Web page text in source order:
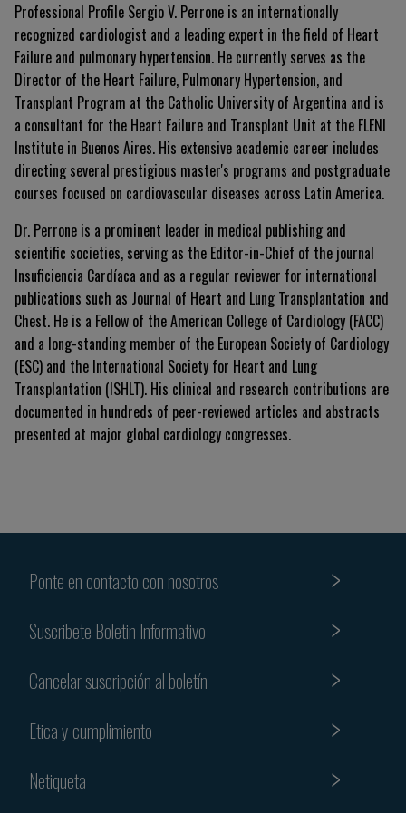
Professional Profile Sergio V. Perrone is an internationally
recognized cardiologist and a leading expert in the field of Heart
Failure and pulmonary hypertension. He currently serves as the
Director of the Heart Failure, Pulmonary Hypertension, and
Transplant Program at the Catholic University of Argentina and is
a consultant for the Heart Failure and Transplant Unit at the FLENI
Institute in Buenos Aires. His extensive academic career includes
directing several prestigious master's programs and postgraduate
courses focused on cardiovascular diseases across Latin America.
Dr. Perrone is a prominent leader in medical publishing and
scientific societies, serving as the Editor-in-Chief of the journal
Insuficiencia Cardíaca and as a regular reviewer for international
publications such as Journal of Heart and Lung Transplantation and
Chest. He is a Fellow of the American College of Cardiology (FACC)
and a long-standing member of the European Society of Cardiology
(ESC) and the International Society for Heart and Lung
Transplantation (ISHLT). His clinical and research contributions are
documented in hundreds of peer-reviewed articles and abstracts
presented at major global cardiology congresses.
Ponte en contacto con nosotros
Suscribete Boletin Informativo
Cancelar suscripción al boletín
Etica y cumplimiento
Netiqueta